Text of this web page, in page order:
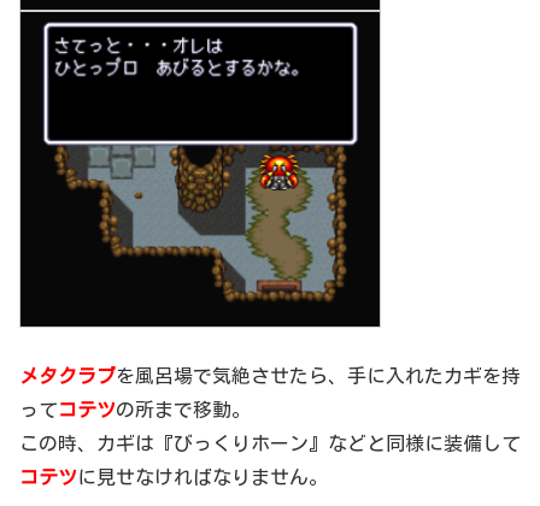
メタクラブを風呂場で気絶させたら、手に入れたカギを持
ってコテツの所まで移動。
この時、カギは『びっくりホーン』などと同様に装備して
コテツに見せなければなりません。